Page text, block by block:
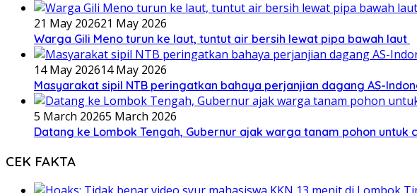
21 May 202621 May 2026
Warga Gili Meno turun ke laut, tuntut air bersih lewat pipa bawah laut
14 May 202614 May 2026
Masyarakat sipil NTB peringatkan bahaya perjanjian dagang AS-
5 March 20265 March 2026
Datang ke Lombok Tengah, Gubernur ajak warga tanam pohon untuk
CEK FAKTA